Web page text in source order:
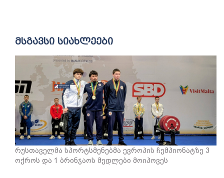
მსგავსი სიახლეები
რუსთაველმა სპორტსმენებმა ევროპის ჩემპიონატზე 3
ოქროს და 1 ბრინჯაოს მედლები მოიპოვეს